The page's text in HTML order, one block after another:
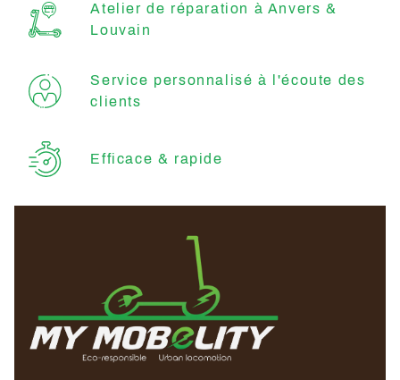
Atelier de réparation à Anvers &
Louvain
Service personnalisé à l'écoute des
clients
Efficace & rapide